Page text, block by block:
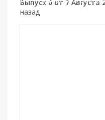
Выпуск 0 от 7 Августа
назад